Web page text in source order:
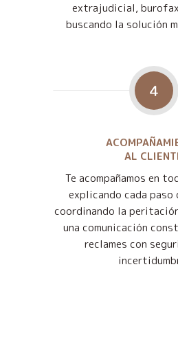
extrajudicial, burofax
buscando la solución
4
AL
Te acompañamos en
explicando cada paso
coordinando la
una comunicación
reclames con